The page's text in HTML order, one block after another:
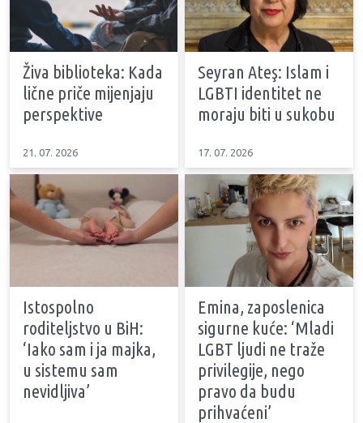
Živa biblioteka: Kada
lične priče mijenjaju
perspektive
21. 07. 2026
Seyran Ateş: Islam i
LGBTI identitet ne
moraju biti u sukobu
17. 07. 2026
Istospolno
roditeljstvo u BiH:
‘Iako sam i ja majka,
u sistemu sam
nevidljiva’
Emina, zaposlenica
sigurne kuće: ‘Mladi
LGBT ljudi ne traže
privilegije, nego
pravo da budu
prihvaćeni’